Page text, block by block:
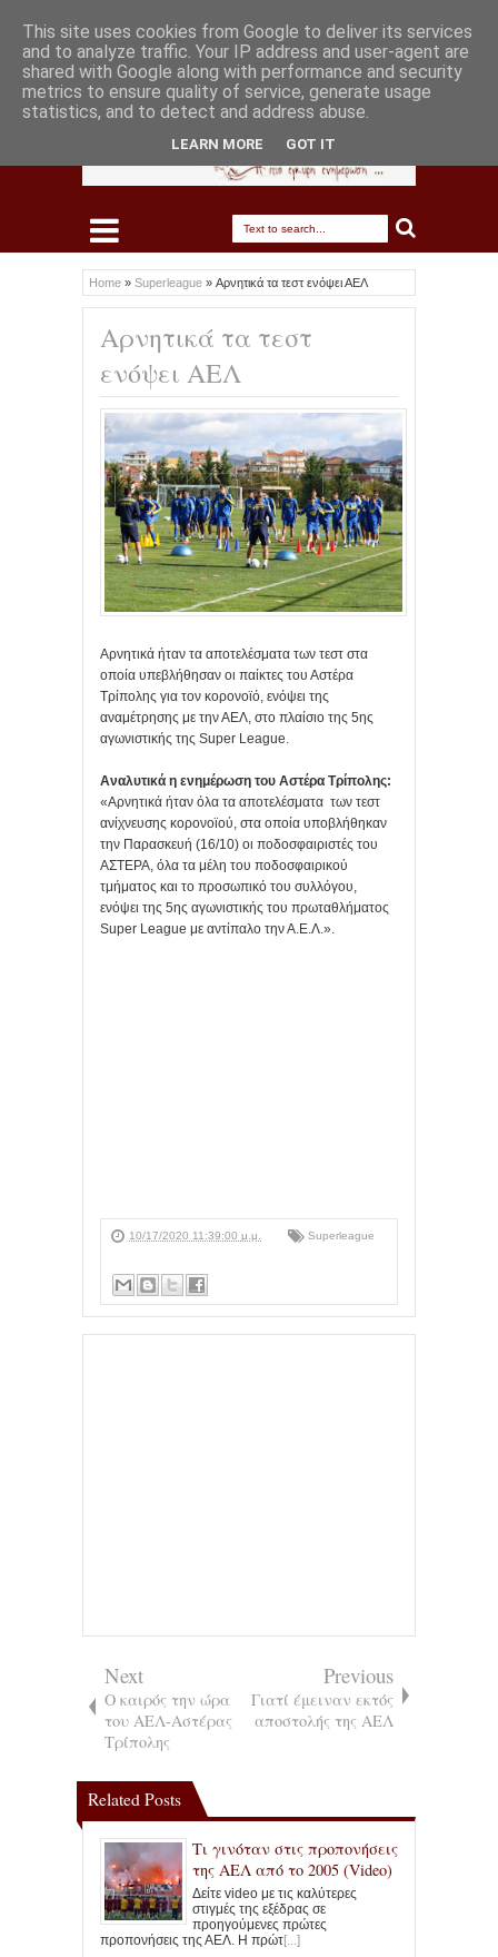
Home » Superleague » Αρνητικά τα τεστ ενόψει ΑΕΛ
Αρνητικά τα τεστ
ενόψει ΑΕΛ
Αρνητικά ήταν τα αποτελέσματα των τεστ στα
οποία υπεβλήθησαν οι παίκτες του Αστέρα
Τρίπολης για τον κορονοϊό, ενόψει της
αναμέτρησης με την ΑΕΛ, στο πλαίσιο της 5ης
αγωνιστικής της Super League.
Αναλυτικά η ενημέρωση του Αστέρα Τρίπολης:
«Αρνητικά ήταν όλα τα αποτελέσματα των τεστ
ανίχνευσης κορονοϊού, στα οποία υποβλήθηκαν
την Παρασκευή (16/10) οι ποδοσφαιριστές του
ΑΣΤΕΡΑ, όλα τα μέλη του ποδοσφαιρικού
τμήματος και το προσωπικό του συλλόγου,
ενόψει της 5ης αγωνιστικής του πρωταθλήματος
Super League με αντίπαλο την Α.Ε.Λ.».
10/17/2020 11:39:00 μ.μ. Superleague
Next
Ο καιρός την ώρα
του ΑΕΛ-Αστέρας
Τρίπολης
Previous
Γιατί έμειναν εκτός
αποστολής της ΑΕΛ
Related Posts
Τι γινόταν στις προπονήσεις
της ΑΕΛ από το 2005 (Video)
Δείτε video με τις καλύτερες
στιγμές της εξέδρας σε
προηγούμενες πρώτες
προπονήσεις της ΑΕΛ. Η πρώτ[...]
This site uses cookies from Google to deliver its services
and to analyze traffic. Your IP address and user-agent are
shared with Google along with performance and security
metrics to ensure quality of service, generate usage
statistics, and to detect and address abuse.
LEARN MORE GOT IT